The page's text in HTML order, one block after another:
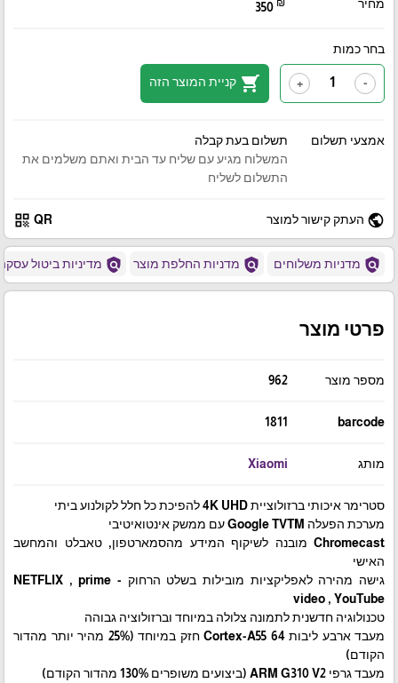
מחיר 350
בחר כמות
-
+
shopping_cart קניית המוצר הזה
אמצעי תשלום
תשלום בעת קבלה
המשלוח מגיע עם שליח עד הבית ואתם משלמים את
התשלום לשליח
public העתק קישור למוצר QR
qr_code
policy מדניות משלוחים policy מדניות החלפת מוצר policy מדיניות ביטול
פרטי מוצר
מספר מוצר 962
barcode
1811
מותג Xiaomi
סטרימר איכותי ברזולוציית 4K UHD להפיכת כל חלל לקולנוע ביתי
מערכת הפעלה Google TVTM עם ממשק אינטואיטיבי
Chromecast מובנה לשיקוף המידע מהסמארטפון, טאבלט והמחשב
האישי
גישה מהירה לאפליקציות מובילות בשלט הרחוק - NETFLIX , prime
video , YouTube
טכנולוגיה חדשנית לתמונה צלולה במיוחד וברזולוציה גבוהה
מעבד ארבע ליבות Cortex-A55 64 חזק במיוחד (25% מהיר יותר מהדור
הקודם)
מעבד גרפי ARM G310 V2 (ביצועים משופרים 130% מהדור הקודם)